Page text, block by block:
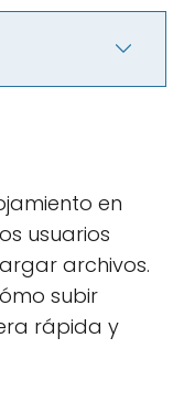
en
usuarios
archivos.
subir
rápida y